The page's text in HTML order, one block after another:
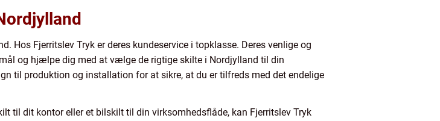
Hos Fjerritslev Tryk er deres kundeservice i topklasse. Deres venlige og
og hjælpe dig med at vælge de rigtige skilte i Nordjylland til din
til produktion og installation for at sikre, at du er tilfreds med det endelige
til dit kontor eller et bilskilt til din virksomhedsflåde, kan Fjerritslev Tryk